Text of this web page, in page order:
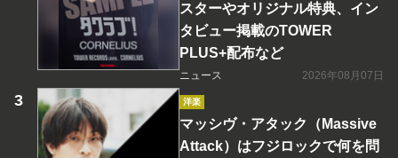
スターやオリジナル特典、イン
タビュー掲載のTOWER
PLUS+配布など
ニュース 2026年08月07日
洋楽
マッシヴ・アタック（Massive
Attack）はフジロックで何を問